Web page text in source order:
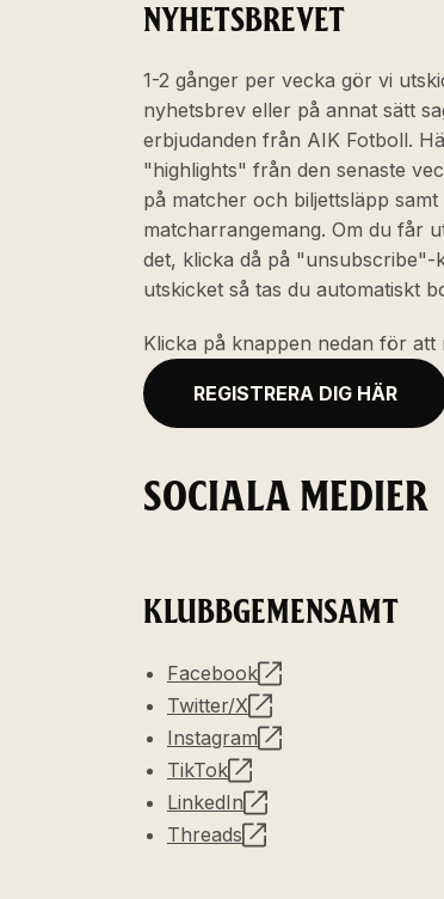
NYHETSBREVET
1-2 gånger per vecka gör vi
nyhetsbrev eller på annat sätt
erbjudanden från AIK Fotboll.
"highlights" från den senaste
på matcher och biljettsläpp
matcharrangemang. Om du får
det, klicka då på
utskicket så tas du automatiskt
Klicka på knappen nedan för
REGISTRERA DIG HÄR
SOCIALA MEDIER
KLUBBGEMENSAMT
Facebook
Twitter/X
Instagram
TikTok
LinkedIn
Threads